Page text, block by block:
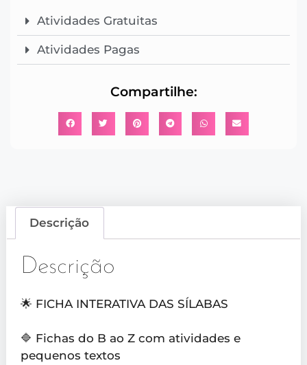
Atividades Gratuitas
Atividades Pagas
Compartilhe:
Descrição
Descrição
🌟 FICHA INTERATIVA DAS SÍLABAS
🔷 Fichas do B ao Z com atividades e
pequenos textos